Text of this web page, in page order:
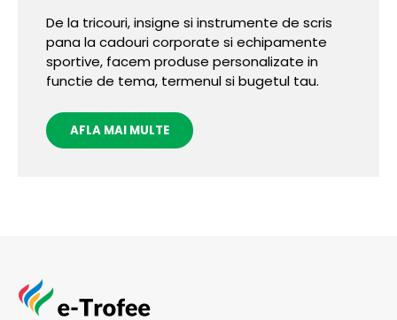
De la tricouri, insigne si instrumente de scris
pana la cadouri corporate si echipamente
sportive, facem produse personalizate in
functie de tema, termenul si bugetul tau.
AFLA MAI MULTE